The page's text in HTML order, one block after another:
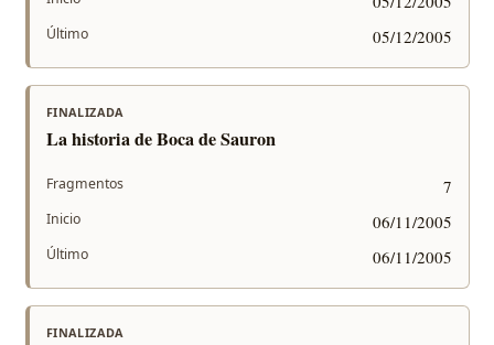
Último 05/12/2005
FINALIZADA
La historia de Boca de Sauron
Fragmentos 7
Inicio 06/11/2005
Último 06/11/2005
FINALIZADA